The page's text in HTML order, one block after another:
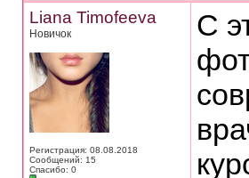
Liana Timofeeva
Новичок
Регистрация: 08.08.2018
Сообщений: 15
Спасибо: 0
С